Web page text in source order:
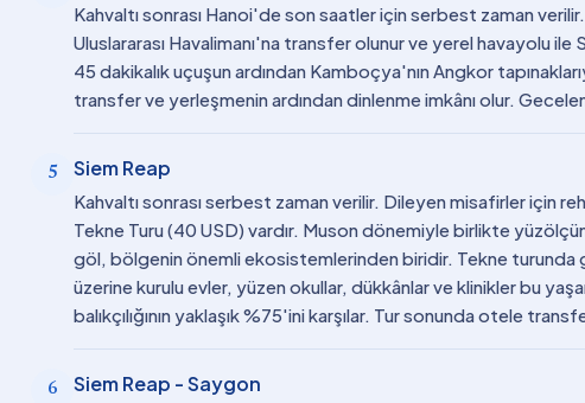
Kahvaltı sonrası Hanoi'de son saatler için serbest zaman
Uluslararası Havalimanı'na transfer olunur ve yerel havayolu
45 dakikalık uçuşun ardından Kamboçya'nın Angkor
transfer ve yerleşmenin ardından dinlenme imkânı olur.
5 Siem Reap
Kahvaltı sonrası serbest zaman verilir. Dileyen misafirler için
Tekne Turu (40 USD) vardır. Muson dönemiyle birlikte
göl, bölgenin önemli ekosistemlerinden biridir. Tekne turunda
üzerine kurulu evler, yüzen okullar, dükkânlar ve klinikler bu
balıkçılığının yaklaşık %75'ini karşılar. Tur sonunda otele
6 Siem Reap - Saygon